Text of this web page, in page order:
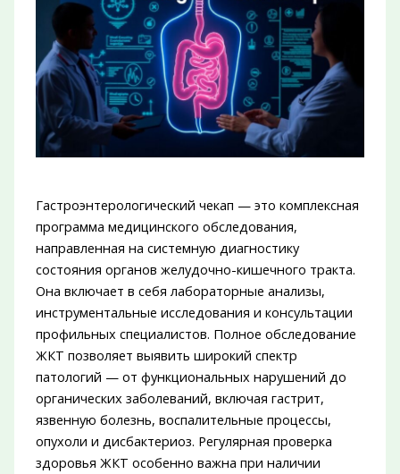
Гастроэнтерологический чекап — это комплексная
программа медицинского обследования,
направленная на системную диагностику
состояния органов желудочно-кишечного тракта.
Она включает в себя лабораторные анализы,
инструментальные исследования и консультации
профильных специалистов. Полное обследование
ЖКТ позволяет выявить широкий спектр
патологий — от функциональных нарушений до
органических заболеваний, включая гастрит,
язвенную болезнь, воспалительные процессы,
опухоли и дисбактериоз. Регулярная проверка
здоровья ЖКТ особенно важна при наличии